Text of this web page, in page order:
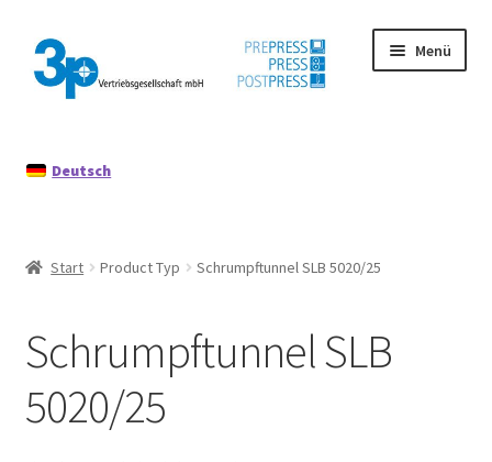
Zur
Navigation
springen
Zum
Inhalt
springen
Menü
Datenschutz
Mein Konto
Richtlinie für Rückerstattungen und Rückgaben
Deutsch
Start Product Typ Schrumpftunnel SLB 5020/25
Schrumpftunnel SLB
5020/25